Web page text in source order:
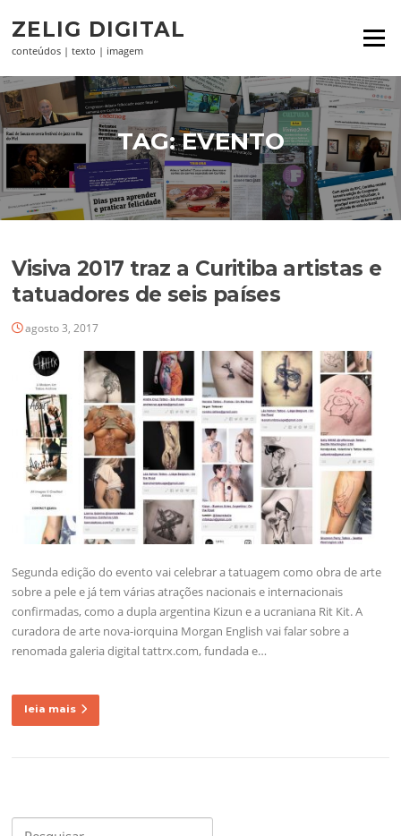
paraZELIG DIGITAL
conteúdos | texto | imagem
Menu
TAG:EVENTO
Visiva 2017 traz a Curitiba artistas e
tatuadores de seis países
agosto 3, 2017
Segunda edição do evento vai celebrar a tatuagem como obra de arte
sobre a pele e já tem várias atrações nacionais e internacionais
confirmadas, como a dupla argentina Kizun e a ucraniana Rit Kit. A
curadora de arte nova-iorquina Morgan English vai falar sobre a
renomada galeria digital tattrx.com, fundada e…
leia mais